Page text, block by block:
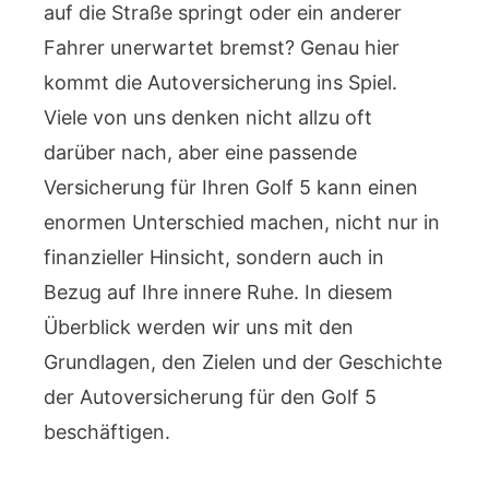
auf die Straße springt oder ein anderer
Fahrer unerwartet bremst? Genau hier
kommt die Autoversicherung ins Spiel.
Viele von uns denken nicht allzu oft
darüber nach, aber eine passende
Versicherung für Ihren Golf 5 kann einen
enormen Unterschied machen, nicht nur in
finanzieller Hinsicht, sondern auch in
Bezug auf Ihre innere Ruhe. In diesem
Überblick werden wir uns mit den
Grundlagen, den Zielen und der Geschichte
der Autoversicherung für den Golf 5
beschäftigen.